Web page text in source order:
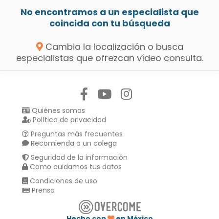
No encontramos a un especialista que
coincida con tu búsqueda
Cambia la localización o busca
especialistas que ofrezcan vídeo consulta.
Quiénes somos
Política de privacidad
Preguntas más frecuentes
Recomienda a un colega
Seguridad de la información
Como cuidamos tus datos
Condiciones de uso
Prensa